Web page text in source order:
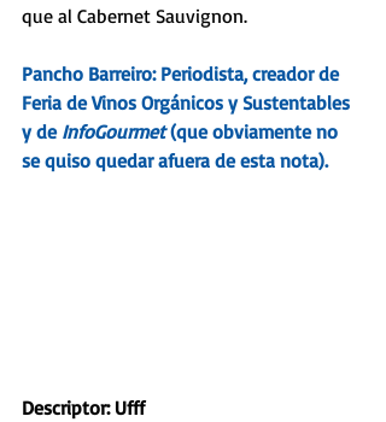
que al Cabernet Sauvignon.
Pancho Barreiro: Periodista, creador de
Feria de Vinos Orgánicos y Sustentables
y de InfoGourmet (que obviamente no
se quiso quedar afuera de esta nota).
Descriptor: Ufff